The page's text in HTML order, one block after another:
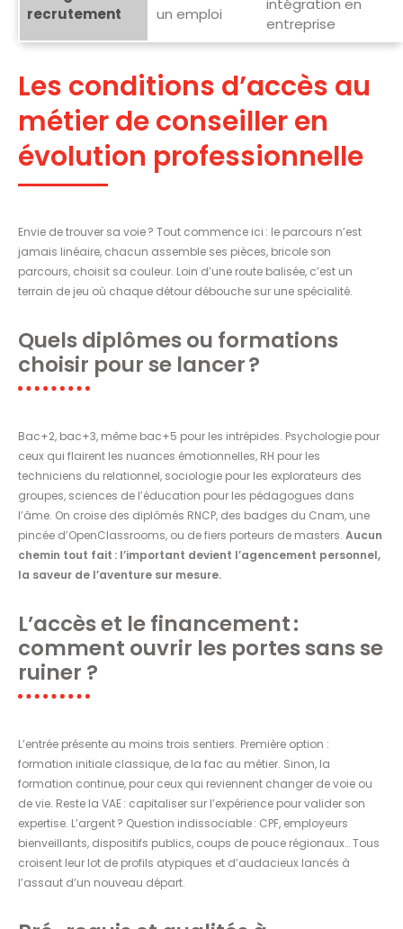
recrutement
un emploi
intégration en
entreprise
Les conditions d’accès au
métier de conseiller en
évolution professionnelle
Envie de trouver sa voie ? Tout commence ici : le parcours n’est
jamais linéaire, chacun assemble ses pièces, bricole son
parcours, choisit sa couleur. Loin d’une route balisée, c’est un
terrain de jeu où chaque détour débouche sur une spécialité.
Quels diplômes ou formations
choisir pour se lancer ?
Bac+2, bac+3, même bac+5 pour les intrépides. Psychologie pour
ceux qui flairent les nuances émotionnelles, RH pour les
techniciens du relationnel, sociologie pour les explorateurs des
groupes, sciences de l’éducation pour les pédagogues dans
l’âme. On croise des diplômés RNCP, des badges du Cnam, une
pincée d’OpenClassrooms, ou de fiers porteurs de masters. Aucun
chemin tout fait : l’important devient l’agencement personnel,
la saveur de l’aventure sur mesure.
L’accès et le financement :
comment ouvrir les portes sans se
ruiner ?
L’entrée présente au moins trois sentiers. Première option :
formation initiale classique, de la fac au métier. Sinon, la
formation continue, pour ceux qui reviennent changer de voie ou
de vie. Reste la VAE : capitaliser sur l’expérience pour valider son
expertise. L’argent ? Question indissociable : CPF, employeurs
bienveillants, dispositifs publics, coups de pouce régionaux… Tous
croisent leur lot de profils atypiques et d’audacieux lancés à
l’assaut d’un nouveau départ.